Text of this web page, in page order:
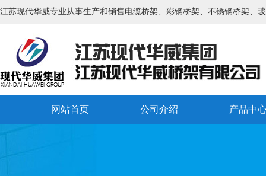
江苏现代华威专业从事生产和销售电缆桥架、彩钢桥架、不锈钢桥架、
网站首页 公司介绍 产品中